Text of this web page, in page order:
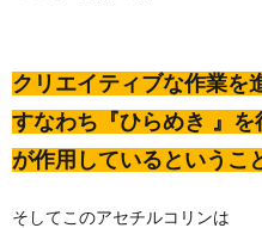
クリエイティブな作業を
すなわち『ひらめき 』
が作用しているというこ
そしてこのアセチルコリンは